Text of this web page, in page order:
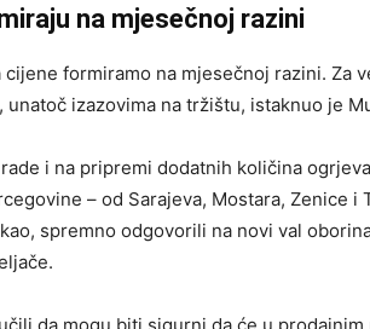
na mjesečnoj razini
cijene formiramo na mjesečnoj razini. Za
unatoč izazovima na tržištu, istaknuo je
i na pripremi dodatnih količina
– od Sarajeva, Mostara, Zenice i
spremno odgovorili na novi val